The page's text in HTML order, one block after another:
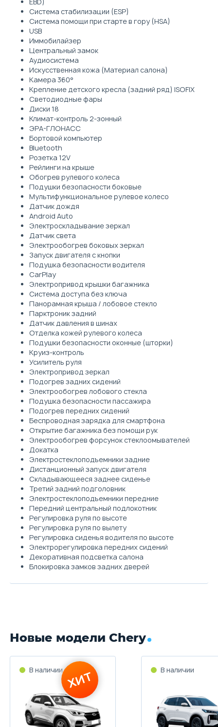
Система стабилизации (ESP)
Система помощи при старте в гору (HSA)
USB
Иммобилайзер
Центральный замок
Аудиосистема
Искусственная кожа (Материал салона)
Камера 360°
Крепление детского кресла (задний ряд) ISOFIX
Светодиодные фары
Диски 18
Климат-контроль 2-зонный
ЭРА-ГЛОНАСС
Бортовой компьютер
Bluetooth
Розетка 12V
Рейлинги на крыше
Обогрев рулевого колеса
Подушки безопасности боковые
Мультифункциональное рулевое колесо
Датчик дождя
Android Auto
Электроскладывание зеркал
Датчик света
Электрообогрев боковых зеркал
Запуск двигателя с кнопки
Подушка безопасности водителя
CarPlay
Электропривод крышки багажника
Система доступа без ключа
Панорамная крыша / лобовое стекло
Парктроник задний
Датчик давления в шинах
Отделка кожей рулевого колеса
Подушки безопасности оконные (шторки)
Круиз-контроль
Усилитель руля
Электропривод зеркал
Подогрев задних сидений
Электрообогрев лобового стекла
Подушка безопасности пассажира
Подогрев передних сидений
Беспроводная зарядка для смартфона
Открытие багажника без помощи рук
Электрообогрев форсунок стеклоомывателей
Докатка
Электростеклоподъемники задние
Дистанционный запуск двигателя
Складывающееся заднее сиденье
Третий задний подголовник
Электростеклоподъемники передние
Передний центральный подлокотник
Регулировка руля по высоте
Регулировка руля по вылету
Регулировка сиденья водителя по высоте
Электрорегулировка передних сидений
Декоративная подсветка салона
Блокировка замков задних дверей
Новые модели Chery